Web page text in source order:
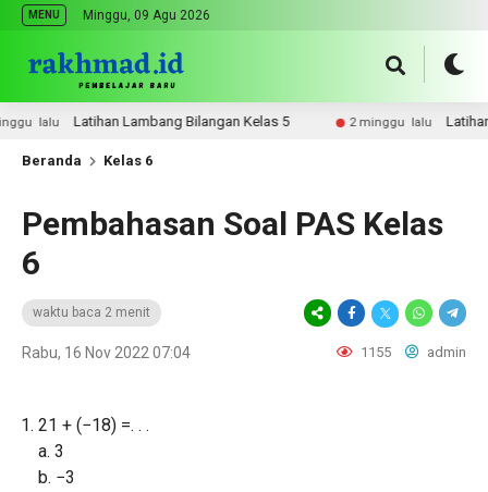
MENU Minggu, 09 Agu 2026
Latihan Lambang Bilangan Kelas 5 2 minggu lalu Latihan
Beranda Kelas 6
Pembahasan Soal PAS Kelas
6
waktu baca 2 menit
Rabu, 16 Nov 2022 07:04 1155 admin
21 + (−18) =. . .
a. 3
b. −3